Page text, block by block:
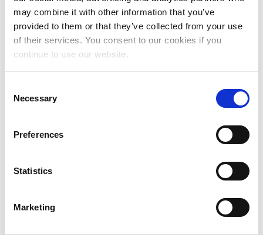
may combine it with other information that you’ve
provided to them or that they’ve collected from your use
of their services. You consent to our cookies if you
continue to use our website.
Selection
Necessary
Preferences
Statistics
Marketing
Aprile 2024
Marzo 2024
Febbraio 2024
Dicembre 2023
Novembre 2023
Settembre 2023